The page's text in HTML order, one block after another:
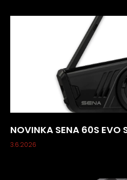
NOVINKA SENA 60S EVO
3.6.2026